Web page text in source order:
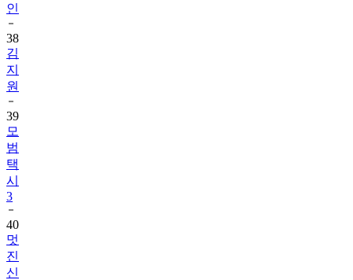
인
38
김
지
원
39
모
범
택
시
3
40
멋
진
신